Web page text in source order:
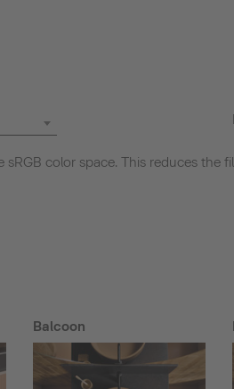
color space. This reduces the
Balcoon